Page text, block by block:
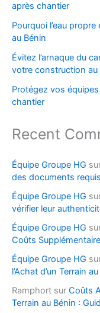
après chantier
Pourquoi l’eau
au Bénin
Évitez l’arnaque du
votre construction au
Protégez vos
chantier
Recent
Équipe Groupe HG
des documents
Équipe Groupe HG
vérifier leur
Équipe Groupe HG
Coûts
Équipe Groupe HG
l’Achat d’un Terrain
Ramphort sur Coûts
Terrain au Bénin :